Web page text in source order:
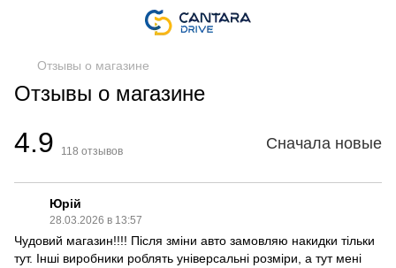
Отзывы о магазине
Отзывы о магазине
4.9 118 отзывов Сначала новые
Юрій
28.03.2026 в 13:57
Чудовий магазин!!!! Після зміни авто замовляю накидки тільки
тут. Інші виробники роблять універсальні розміри, а тут мені